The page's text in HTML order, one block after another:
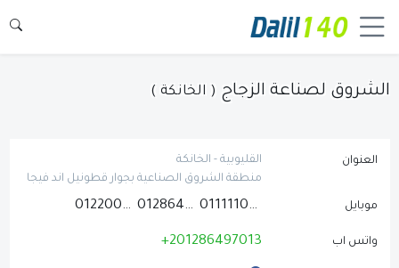
الشروق لصناعة الزجاج ( الخانكة )
العنوان
القليوبية - الخانكة
منطقة الشروق الصناعية بجوار قطونيل اند فيجا
موبايل 01111107080
01286497013
01220065151
واتس اب +201286497013